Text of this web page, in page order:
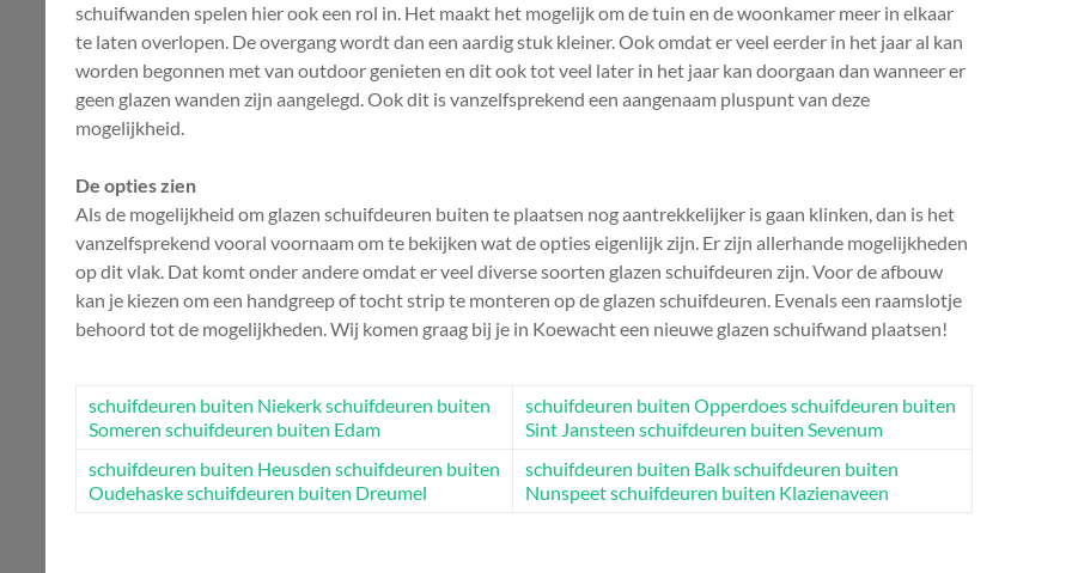
schuifwanden spelen hier ook een rol in. Het maakt het mogelijk om de tuin en de woonkamer meer in elkaar
te laten overlopen. De overgang wordt dan een aardig stuk kleiner. Ook omdat er veel eerder in het jaar al kan
worden begonnen met van outdoor genieten en dit ook tot veel later in het jaar kan doorgaan dan wanneer er
geen glazen wanden zijn aangelegd. Ook dit is vanzelfsprekend een aangenaam pluspunt van deze
mogelijkheid.
De opties zien
Als de mogelijkheid om glazen schuifdeuren buiten te plaatsen nog aantrekkelijker is gaan klinken, dan is het
vanzelfsprekend vooral voornaam om te bekijken wat de opties eigenlijk zijn. Er zijn allerhande mogelijkheden
op dit vlak. Dat komt onder andere omdat er veel diverse soorten glazen schuifdeuren zijn. Voor de afbouw
kan je kiezen om een handgreep of tocht strip te monteren op de glazen schuifdeuren. Evenals een raamslotje
behoord tot de mogelijkheden. Wij komen graag bij je in Koewacht een nieuwe glazen schuifwand plaatsen!
schuifdeuren buiten Niekerkschuifdeuren buiten
Someren schuifdeuren buiten Edam
schuifdeuren buiten Opperdoesschuifdeuren buiten
Sint Jansteen schuifdeuren buiten Sevenum
schuifdeuren buiten Heusden schuifdeuren buiten
Oudehaskeschuifdeuren buiten Dreumel
schuifdeuren buiten Balkschuifdeuren buiten
Nunspeetschuifdeuren buiten Klazienaveen